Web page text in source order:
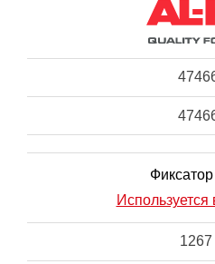
Используется
1267